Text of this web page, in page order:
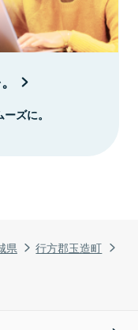
県
行方郡玉造町
ズに。